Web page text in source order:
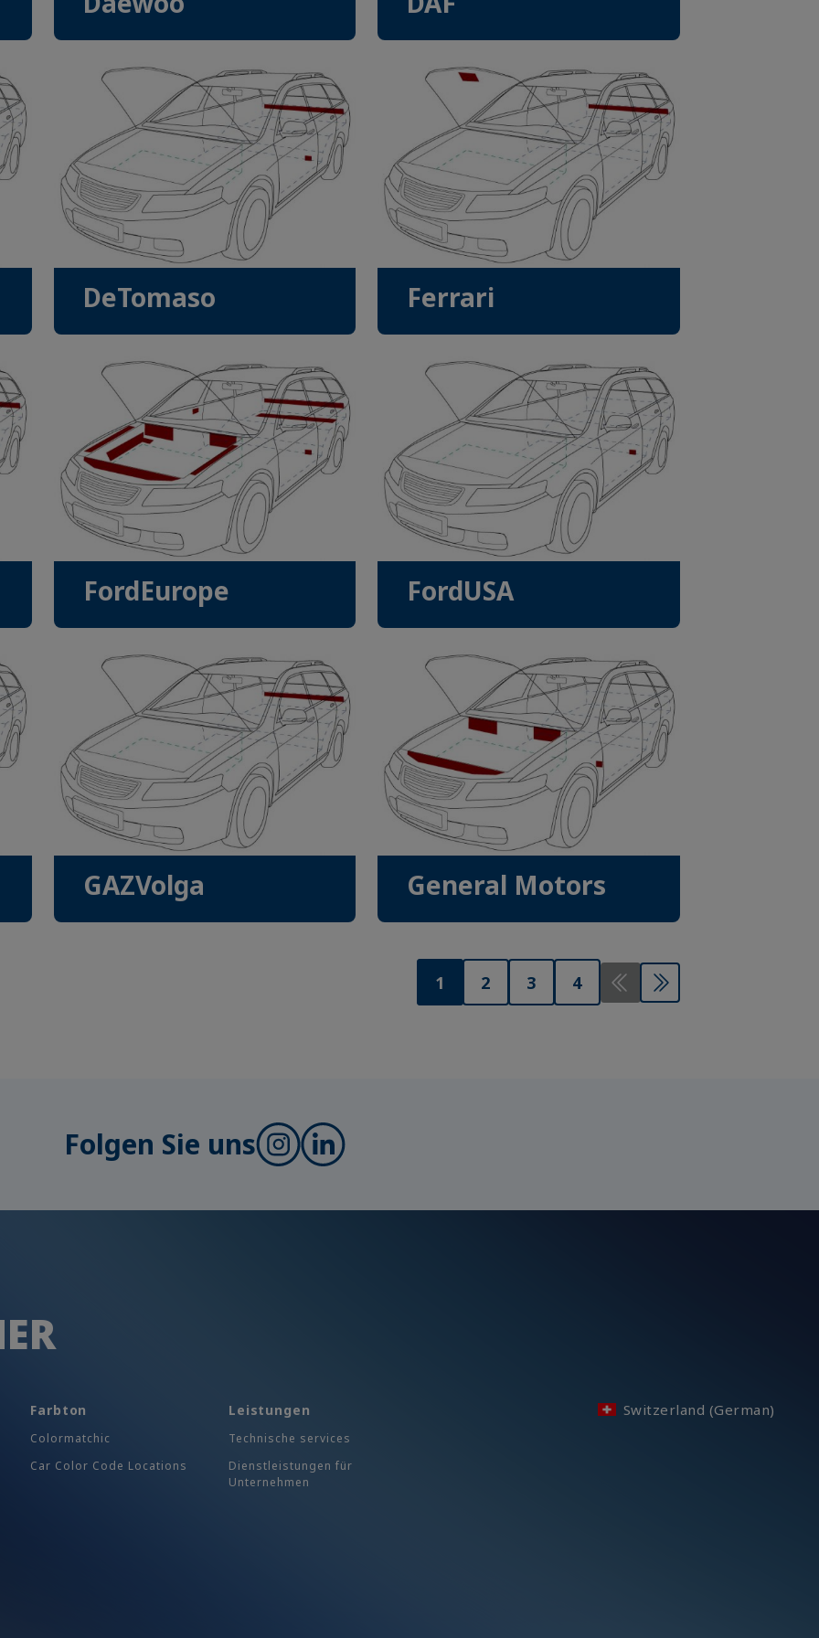
DeTomaso Ferrari
FordEurope FordUSA
GAZVolga General Motors
1 2 3 4
Folgen Sie uns
Farbton
Colormatchic
Car Color Code Locations
Leistungen
Technische services
Dienstleistungen für
Unternehmen
Switzerland (German)